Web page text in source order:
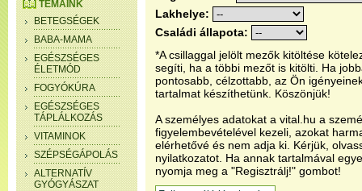
TÉMÁINK
BETEGSÉGEK
BABA-MAMA
EGÉSZSÉGES
ÉLETMÓD
FOGYÓKÚRA
EGÉSZSÉGES
TÁPLÁLKOZÁS
VITAMINOK
SZÉPSÉGÁPOLÁS
ALTERNATÍV
GYÓGYÁSZAT
Lakhelye:
Családi állapota:
*A csillaggal jelölt mezők kitöltése
segíti, ha a többi mezőt is kitölti. Ha
pontosabb, célzottabb, az Ön
tartalmat készíthetünk. Köszönjük!
A személyes adatokat a vital.hu a
figyelembevételével kezeli, azokat
elérhetővé és nem adja ki. Kérjük,
nyilatkozatot. Ha annak tartalmával
nyomja meg a "Regisztrálj!" gombot!